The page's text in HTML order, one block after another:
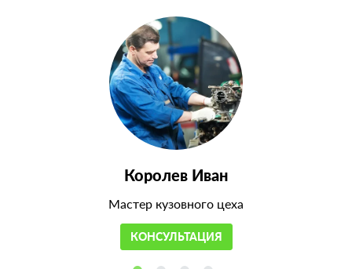
Королев Иван
Мастер кузовного цеха
КОНСУЛЬТАЦИЯ